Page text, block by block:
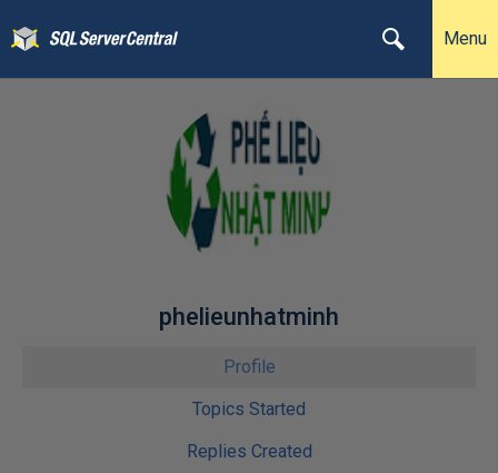
Menu
phelieunhatminh
Profile
Topics Started
Replies Created